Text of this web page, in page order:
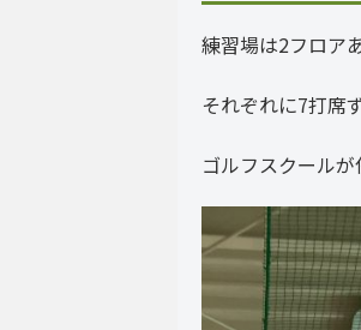
練習場は2フロア
それぞれに7打席
ゴルフスクール